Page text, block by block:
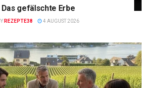
Das gefälschte Erbe
REZEPTE38 4 AUGUST 2026